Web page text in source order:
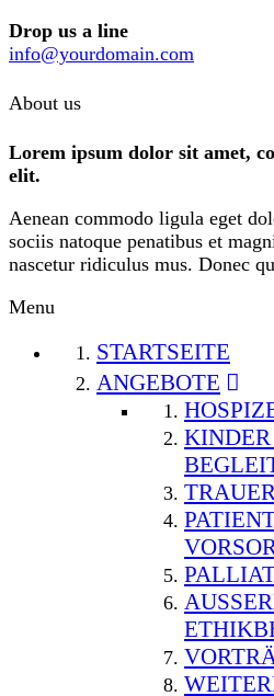
Drop us a line
info@yourdomain.com
About us
Lorem ipsum dolor sit amet,
elit.
Aenean commodo ligula eget
sociis natoque penatibus et
nascetur ridiculus mus. Donec
Menu
STARTSEITE
ANGEBOTE